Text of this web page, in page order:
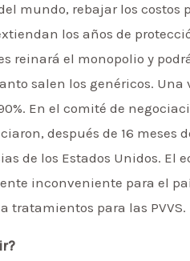
mundo, rebajar los
los años de
reinará el monopolio y
salen los genéricos.
En el comité de
después de 16
de los Estados Unidos.
inconveniente para el
tratamientos para las PVVS.